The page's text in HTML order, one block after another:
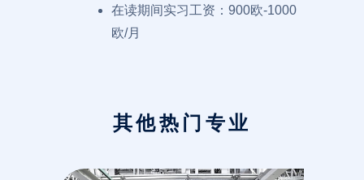
在读期间实习工资：900欧-1000
欧/月
其他热门专业